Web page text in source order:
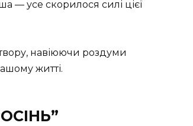
— усе скорилося силі цієї
навіюючи роздуми
житті.